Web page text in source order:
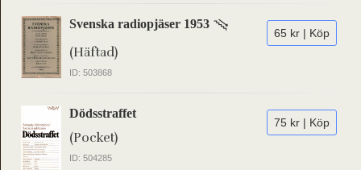
65 kr | Köp
Svenska radiopjäser 1953
(Häftad)
ID: 503868
75 kr | Köp
Dödsstraffet
(Pocket)
ID: 504285